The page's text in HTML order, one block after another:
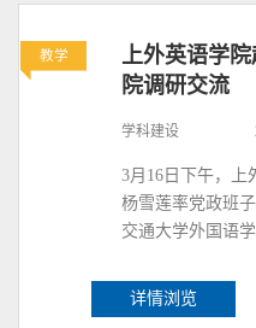
教学
上外英语学
院调研交流
学科建设
3月16日下午，上
杨雪莲率党政班
交通大学外国语
详情浏览